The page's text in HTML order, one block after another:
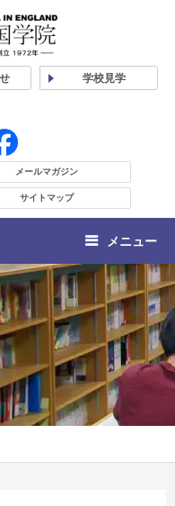
学校見学
メールマガジン
サイトマップ
メニュー